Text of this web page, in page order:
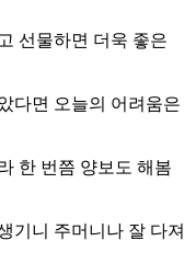
선물하면 더욱 좋은
다면 오늘의 어려움은
한 번쯤 양보도 해봄
기니 주머니나 잘 다져